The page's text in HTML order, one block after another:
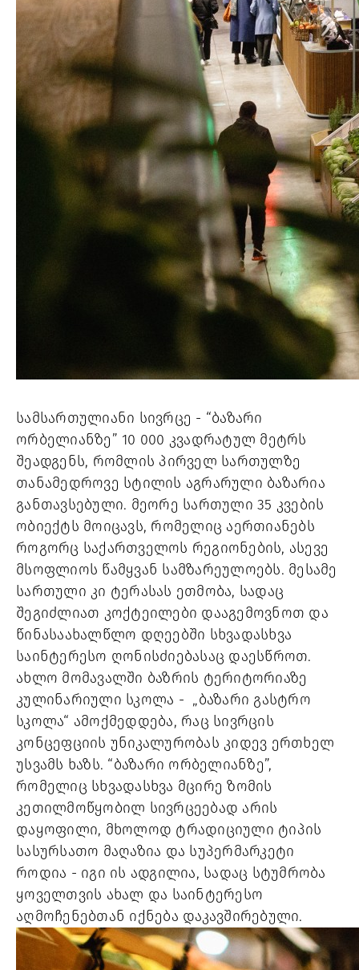
სამსართულიანი სივრცე - “ბაზარი
ორბელიანზე” 10 000 კვადრატულ მეტრს
შეადგენს, რომლის პირველ სართულზე
თანამედროვე სტილის აგრარული ბაზარია
განთავსებული. მეორე სართული 35 კვების
ობიექტს მოიცავს, რომელიც აერთიანებს
როგორც საქართველოს რეგიონების, ასევე
მსოფლიოს წამყვან სამზარეულოებს. მესამე
სართული კი ტერასას ეთმობა, სადაც
შეგიძლიათ კოქტეილები დააგემოვნოთ და
წინასაახალწლო დღეებში სხვადასხვა
საინტერესო ღონისძიებასაც დაესწროთ.
ახლო მომავალში ბაზრის ტერიტორიაზე
კულინარიული სკოლა -  „ბაზარი გასტრო
სკოლა“ ამოქმედდება, რაც სივრცის
კონცეფციის უნიკალურობას კიდევ ერთხელ
უსვამს ხაზს. “ბაზარი ორბელიანზე”,
რომელიც სხვადასხვა მცირე ზომის
კეთილმოწყობილ სივრცეებად არის
დაყოფილი, მხოლოდ ტრადიციული ტიპის
სასურსათო მაღაზია და სუპერმარკეტი
როდია - იგი ის ადგილია, სადაც სტუმრობა
ყოველთვის ახალ და საინტერესო
აღმოჩენებთან იქნება დაკავშირებული.